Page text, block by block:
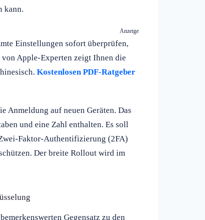
kann.
Anzeige
Einstellungen sofort überprüfen,
Apple-Experten zeigt Ihnen die
Kostenlosen PDF-Ratgeber
Anmeldung auf neuen Geräten. Das
und eine Zahl enthalten. Es soll
Faktor-Authentifizierung (2FA)
Der breite Rollout wird im
Gegensatz zu den